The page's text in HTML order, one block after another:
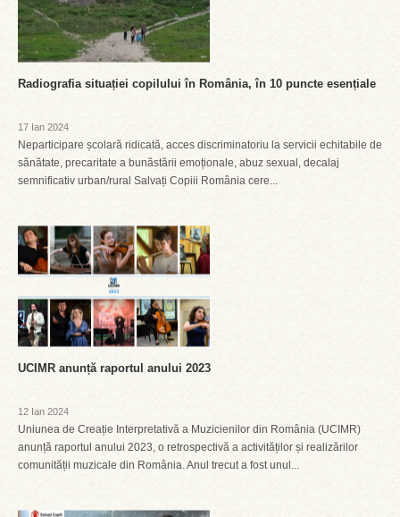
Radiografia situației copilului în România, în 10 puncte esențiale
17 Ian 2024
Neparticipare școlară ridicată, acces discriminatoriu la servicii echitabile de
sănătate, precaritate a bunăstării emoționale, abuz sexual, decalaj
semnificativ urban/rural Salvați Copiii România cere...
UCIMR anunță raportul anului 2023
12 Ian 2024
Uniunea de Creație Interpretativă a Muzicienilor din România (UCIMR)
anunță raportul anului 2023, o retrospectivă a activităților și realizărilor
comunității muzicale din România. Anul trecut a fost unul...